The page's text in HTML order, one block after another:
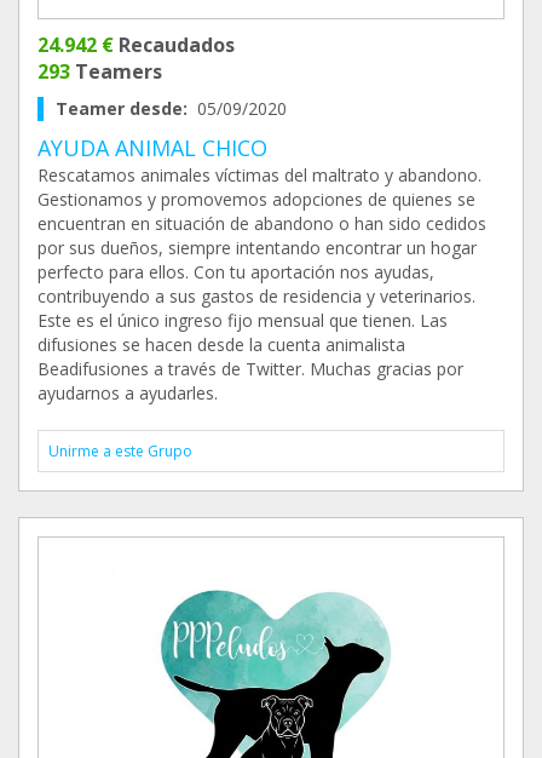
24.942 € Recaudados
293 Teamers
Teamer desde: 05/09/2020
AYUDA ANIMAL CHICO
Rescatamos animales víctimas del maltrato y abandono.
Gestionamos y promovemos adopciones de quienes se
encuentran en situación de abandono o han sido cedidos
por sus dueños, siempre intentando encontrar un hogar
perfecto para ellos. Con tu aportación nos ayudas,
contribuyendo a sus gastos de residencia y veterinarios.
Este es el único ingreso fijo mensual que tienen. Las
difusiones se hacen desde la cuenta animalista
Beadifusiones a través de Twitter. Muchas gracias por
ayudarnos a ayudarles.
Unirme a este Grupo